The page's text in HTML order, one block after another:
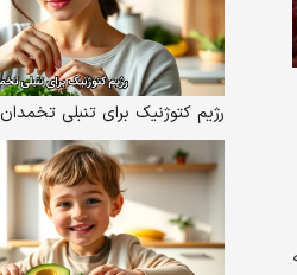
رژیم کتوژنیک برای تنبلی تخمدان